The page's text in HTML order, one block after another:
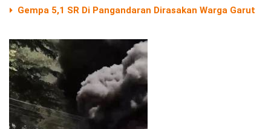
Gempa 5,1 SR Di Pangandaran Dirasakan Warga Garut